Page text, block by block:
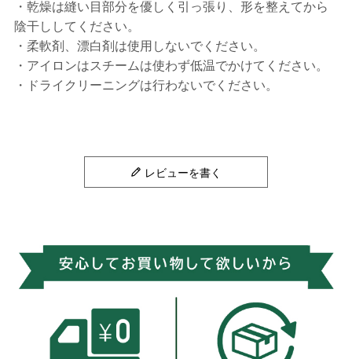
・乾燥は縫い目部分を優しく引っ張り、形を整えてから
陰干ししてください。
・柔軟剤、漂白剤は使用しないでください。
・アイロンはスチームは使わず低温でかけてください。
・ドライクリーニングは行わないでください。
レビューを書く